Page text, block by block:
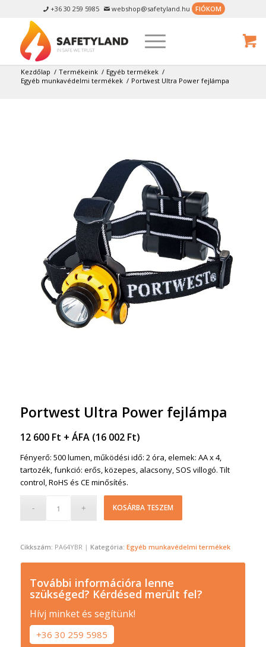
 +36 30 259 5985  webshop@safetyland.hu FIÓKOM
Kezdőlap / Termékeink / Egyéb termékek /
Egyéb munkavédelmi termékek / Portwest Ultra Power fejlámpa
Portwest Ultra Power fejlámpa
12 600 Ft + ÁFA (16 002 Ft)
Fényerő: 500 lumen, működési idő: 2 óra, elemek: AA x 4,
tartozék, funkció: erős, közepes, alacsony, SOS villogó. Tilt
control, RoHS és CE minősítés.
KOSÁRBA TESZEM
Cikkszám: PA64YBR Kategória: Egyéb munkavédelmi termékek
További információra lenne
szükséged? Kérdésed merült fel?
Hívj minket és segítünk!
+36 30 259 5985